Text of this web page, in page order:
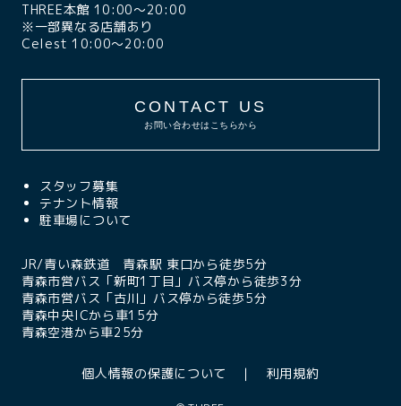
THREE本館 10:00〜20:00
※一部異なる店舗あり
Celest 10:00〜20:00
CONTACT US
お問い合わせはこちらから
スタッフ募集
テナント情報
駐車場について
JR/青い森鉄道 青森駅 東口から徒歩5分
青森市営バス「新町1丁目」バス停から徒歩3分
青森市営バス「古川」バス停から徒歩5分
青森中央ICから車15分
青森空港から車25分
個人情報の保護について 利用規約